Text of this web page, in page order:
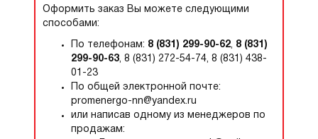
Оформить заказ Вы можете следующими
способами:
По телефонам: 8 (831) 299-90-62, 8 (831)
299-90-63, 8 (831) 272-54-74, 8 (831) 438-
01-23
По общей электронной почте:
promenergo-nn@yandex.ru
или написав одному из менеджеров по
продажам: